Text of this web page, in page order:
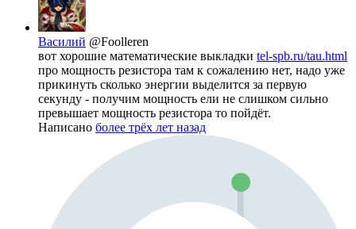
Василий @Foolleren
вот хорошие математические выкладки tel-spb.ru/tau.html
про мощность резистора там к сожалению нет, надо уже
прикинуть сколько энергии выделится за первую
секунду - получим мощность ели не слишком сильно
превышает мощность резистора то пойдёт.
Написано более трёх лет назад